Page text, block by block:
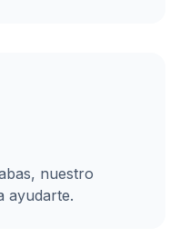
nuestro
ayudarte.